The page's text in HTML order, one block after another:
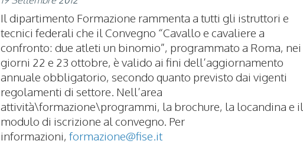
Il dipartimento Formazione rammenta a tutti gli istruttori e
tecnici federali che il Convegno “Cavallo e cavaliere a
confronto: due atleti un binomio”, programmato a Roma, nei
giorni 22 e 23 ottobre, è valido ai fini dell’aggiornamento
annuale obbligatorio, secondo quanto previsto dai vigenti
regolamenti di settore. Nell’area
attività\formazione\programmi, la brochure, la locandina e il
modulo di iscrizione al convegno. Per
informazioni, formazione@fise.it